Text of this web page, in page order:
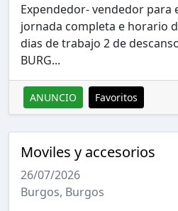
Expendedor- vendedor para
jornada completa e horario
dias de trabajo 2 de descanso
BURG...
ANUNCIO Favoritos
Moviles y accesorios
26/07/2026
Burgos, Burgos